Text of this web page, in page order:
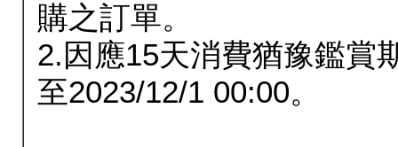
購之訂單。
2.因應15天消費猶豫鑑賞
至2023/12/1 00:00。